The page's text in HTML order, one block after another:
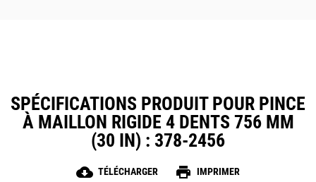
SPÉCIFICATIONS PRODUIT POUR PINCE
À MAILLON RIGIDE 4 DENTS 756 MM
(30 IN) : 378-2456
cloud_download TÉLÉCHARGER print IMPRIMER